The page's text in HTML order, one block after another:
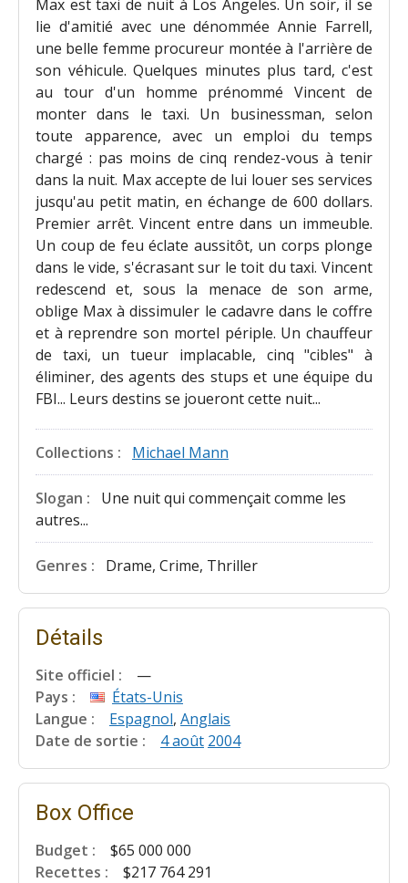
Max est taxi de nuit à Los Angeles. Un soir, il se
lie d'amitié avec une dénommée Annie Farrell,
une belle femme procureur montée à l'arrière de
son véhicule. Quelques minutes plus tard, c'est
au tour d'un homme prénommé Vincent de
monter dans le taxi. Un businessman, selon
toute apparence, avec un emploi du temps
chargé : pas moins de cinq rendez-vous à tenir
dans la nuit. Max accepte de lui louer ses services
jusqu'au petit matin, en échange de 600 dollars.
Premier arrêt. Vincent entre dans un immeuble.
Un coup de feu éclate aussitôt, un corps plonge
dans le vide, s'écrasant sur le toit du taxi. Vincent
redescend et, sous la menace de son arme,
oblige Max à dissimuler le cadavre dans le coffre
et à reprendre son mortel périple. Un chauffeur
de taxi, un tueur implacable, cinq "cibles" à
éliminer, des agents des stups et une équipe du
FBI... Leurs destins se joueront cette nuit...
Collections : Michael Mann
Slogan :
Une nuit qui commençait comme les
autres...
Genres : Drame, Crime, Thriller
Détails
Site officiel :
—
Pays :
États-Unis
Langue :
Espagnol, Anglais
Date de sortie :
4 août 2004
Box Office
Budget :
$65 000 000
Recettes :
$217 764 291